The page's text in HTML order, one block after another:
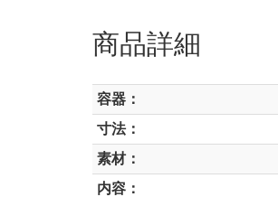
商品詳細
容器：
寸法：
素材：
内容：